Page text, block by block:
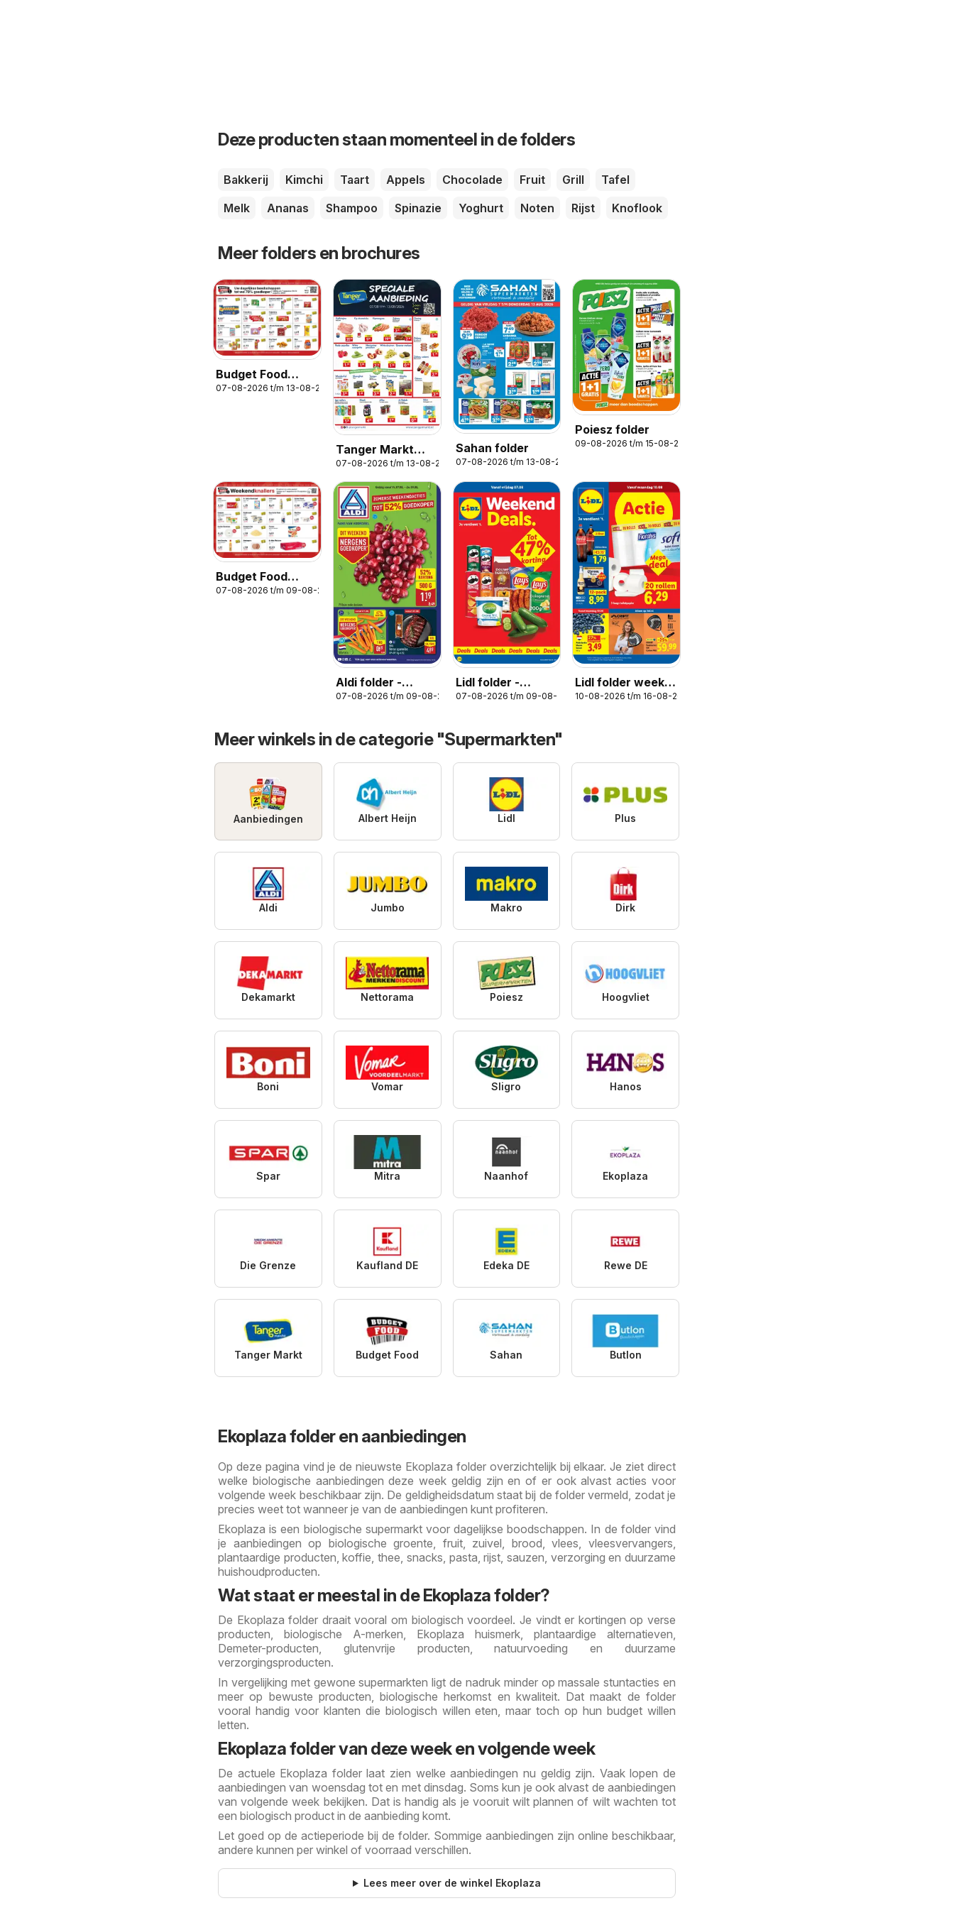
Deze producten staan momenteel in de folders
Bakkerij Kimchi Taart Appels Chocolade Fruit Grill
Tafel
Melk
Ananas Shampoo Spinazie Yoghurt Noten Rijst Knoflook
Meer folders en brochures
Budget Food
folder
07-08-2026 t/m 13-08-2026
Tanger Markt
folder
07-08-2026 t/m 13-08-2026
Sahan folder
07-08-2026 t/m 13-08-2026
Poiesz folder
09-08-2026 t/m 15-08-2026
Budget Food
folder -
07-08-2026 t/m 09-08-2026
Aldi folder -
Weekendfolder
07-08-2026 t/m 09-08-2026
Lidl folder -
Weekenddeals
07-08-2026 t/m 09-08-2026
Lidl folder week
33
10-08-2026 t/m 16-08-2026
Meer winkels in de categorie "Supermarkten"
Aanbiedingen Albert Heijn Lidl Plus
Aldi Jumbo Makro Dirk
Dekamarkt Nettorama Poiesz Hoogvliet
Boni Vomar Sligro Hanos
Spar Mitra Naanhof Ekoplaza
Die Grenze Kaufland DE Edeka DE Rewe DE
Tanger Markt Budget Food Sahan Butlon
Ekoplaza folder en aanbiedingen
Op deze pagina vind je de nieuwste Ekoplaza folder overzichtelijk bij elkaar. Je ziet direct
welke biologische aanbiedingen deze week geldig zijn en of er ook alvast acties voor
volgende week beschikbaar zijn. De geldigheidsdatum staat bij de folder vermeld, zodat je
precies weet tot wanneer je van de aanbiedingen kunt profiteren.
Ekoplaza is een biologische supermarkt voor dagelijkse boodschappen. In de folder vind
je aanbiedingen op biologische groente, fruit, zuivel, brood, vlees, vleesvervangers,
plantaardige producten, koffie, thee, snacks, pasta, rijst, sauzen, verzorging en duurzame
huishoudproducten.
Wat staat er meestal in de Ekoplaza folder?
De Ekoplaza folder draait vooral om biologisch voordeel. Je vindt er kortingen op verse
producten, biologische A-merken, Ekoplaza huismerk, plantaardige alternatieven,
Demeter-producten, glutenvrije producten, natuurvoeding en duurzame
verzorgingsproducten.
In vergelijking met gewone supermarkten ligt de nadruk minder op massale stuntacties en
meer op bewuste producten, biologische herkomst en kwaliteit. Dat maakt de folder
vooral handig voor klanten die biologisch willen eten, maar toch op hun budget willen
letten.
Ekoplaza folder van deze week en volgende week
De actuele Ekoplaza folder laat zien welke aanbiedingen nu geldig zijn. Vaak lopen de
aanbiedingen van woensdag tot en met dinsdag. Soms kun je ook alvast de aanbiedingen
van volgende week bekijken. Dat is handig als je vooruit wilt plannen of wilt wachten tot
een biologisch product in de aanbieding komt.
Let goed op de actieperiode bij de folder. Sommige aanbiedingen zijn online beschikbaar,
andere kunnen per winkel of voorraad verschillen.
Lees meer over de winkel Ekoplaza